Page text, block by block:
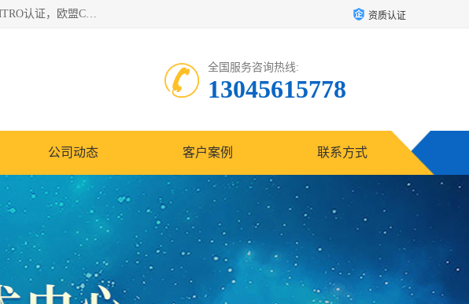
*是一家的测试、评估、检查与认机构，主要从事巴西NR10认证、NR12认证、NR13认证；ANATEL认证、INMTRO认证，欧盟CE认证：MD认证，PED认证，MID认证，ATEX认证，德国蓝色天使认证。 资质认证
全国服务咨询热线:
13045615778
公司动态 客户案例 联系方式